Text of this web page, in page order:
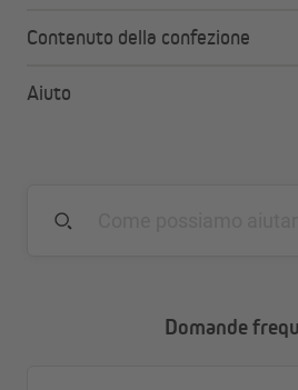
Contenuto della confezione
Aiuto
Domande